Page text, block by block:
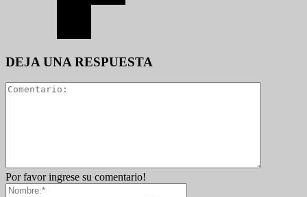
DEJA UNA RESPUESTA
Por favor ingrese su comentario!